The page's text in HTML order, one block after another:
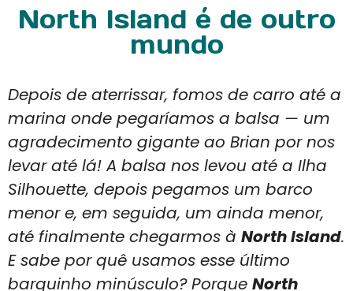
North Island é de outro
mundo
Depois de aterrissar, fomos de carro até a
marina onde pegaríamos a balsa — um
agradecimento gigante ao Brian por nos
levar até lá! A balsa nos levou até a Ilha
Silhouette, depois pegamos um barco
menor e, em seguida, um ainda menor,
até finalmente chegarmos à North Island.
E sabe por quê usamos esse último
barquinho minúsculo? Porque North